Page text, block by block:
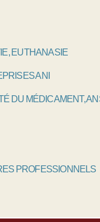
EUTHANASIE
ANI
DU MÉDICAMENT,
PROFESSIONNELS